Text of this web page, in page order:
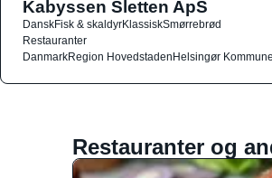
Kabyssen Sletten ApS
DanskFisk & skaldyrKlassiskSmørrebrød
Restauranter
DanmarkRegion HovedstadenHelsingør Kommune
Restauranter og